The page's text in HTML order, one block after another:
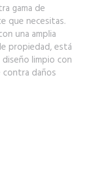
gama de
que necesitas.
una amplia
propiedad, está
limpio con
daños